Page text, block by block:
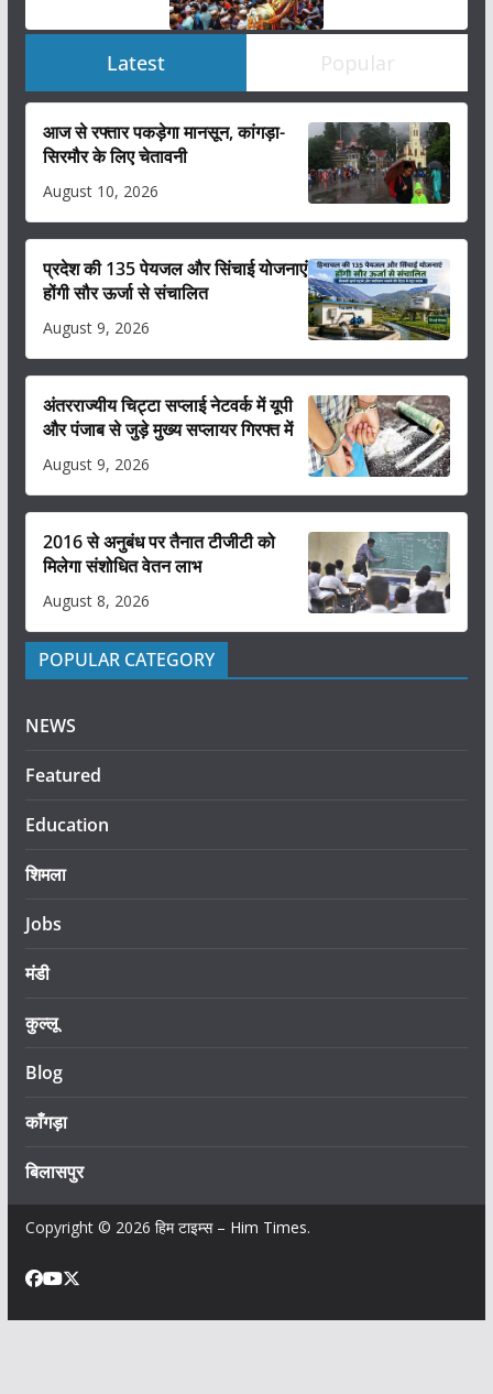
Latest Popular
आज से रफ्तार पकड़ेगा मानसून, कांगड़ा-
सिरमौर के लिए चेतावनी
August 10, 2026
प्रदेश की 135 पेयजल और सिंचाई योजनाएं
होंगी सौर ऊर्जा से संचालित
August 9, 2026
अंतरराज्यीय चिट्टा सप्लाई नेटवर्क में यूपी
और पंजाब से जुड़े मुख्य सप्लायर गिरफ्त में
August 9, 2026
2016 से अनुबंध पर तैनात टीजीटी को
मिलेगा संशोधित वेतन लाभ
August 8, 2026
POPULAR CATEGORY
NEWS
Featured
Education
शिमला
Jobs
मंडी
कुल्लू
Blog
काँगड़ा
बिलासपुर
Copyright © 2026 हिम टाइम्स – Him Times.